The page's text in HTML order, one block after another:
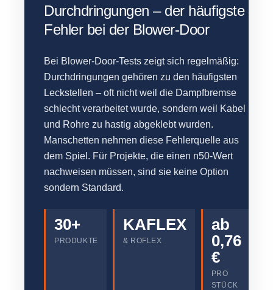
Durchdringungen – der häufigste
Fehler bei der Blower-Door
Bei Blower-Door-Tests zeigt sich regelmäßig:
Durchdringungen gehören zu den häufigsten
Leckstellen – oft nicht weil die Dampfbremse
schlecht verarbeitet wurde, sondern weil Kabel
und Rohre zu hastig abgeklebt wurden.
Manschetten nehmen diese Fehlerquelle aus
dem Spiel. Für Projekte, die einen n50-Wert
nachweisen müssen, sind sie keine Option
sondern Standard.
30+
PRODUKTE
KAFLEX
& ROFLEX
ab
0,76
€
PRO
STÜCK